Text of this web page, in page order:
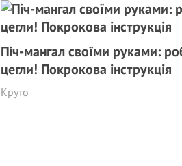
Піч-мангал своїми руками:
цегли! Покрокова інструкція
Круто